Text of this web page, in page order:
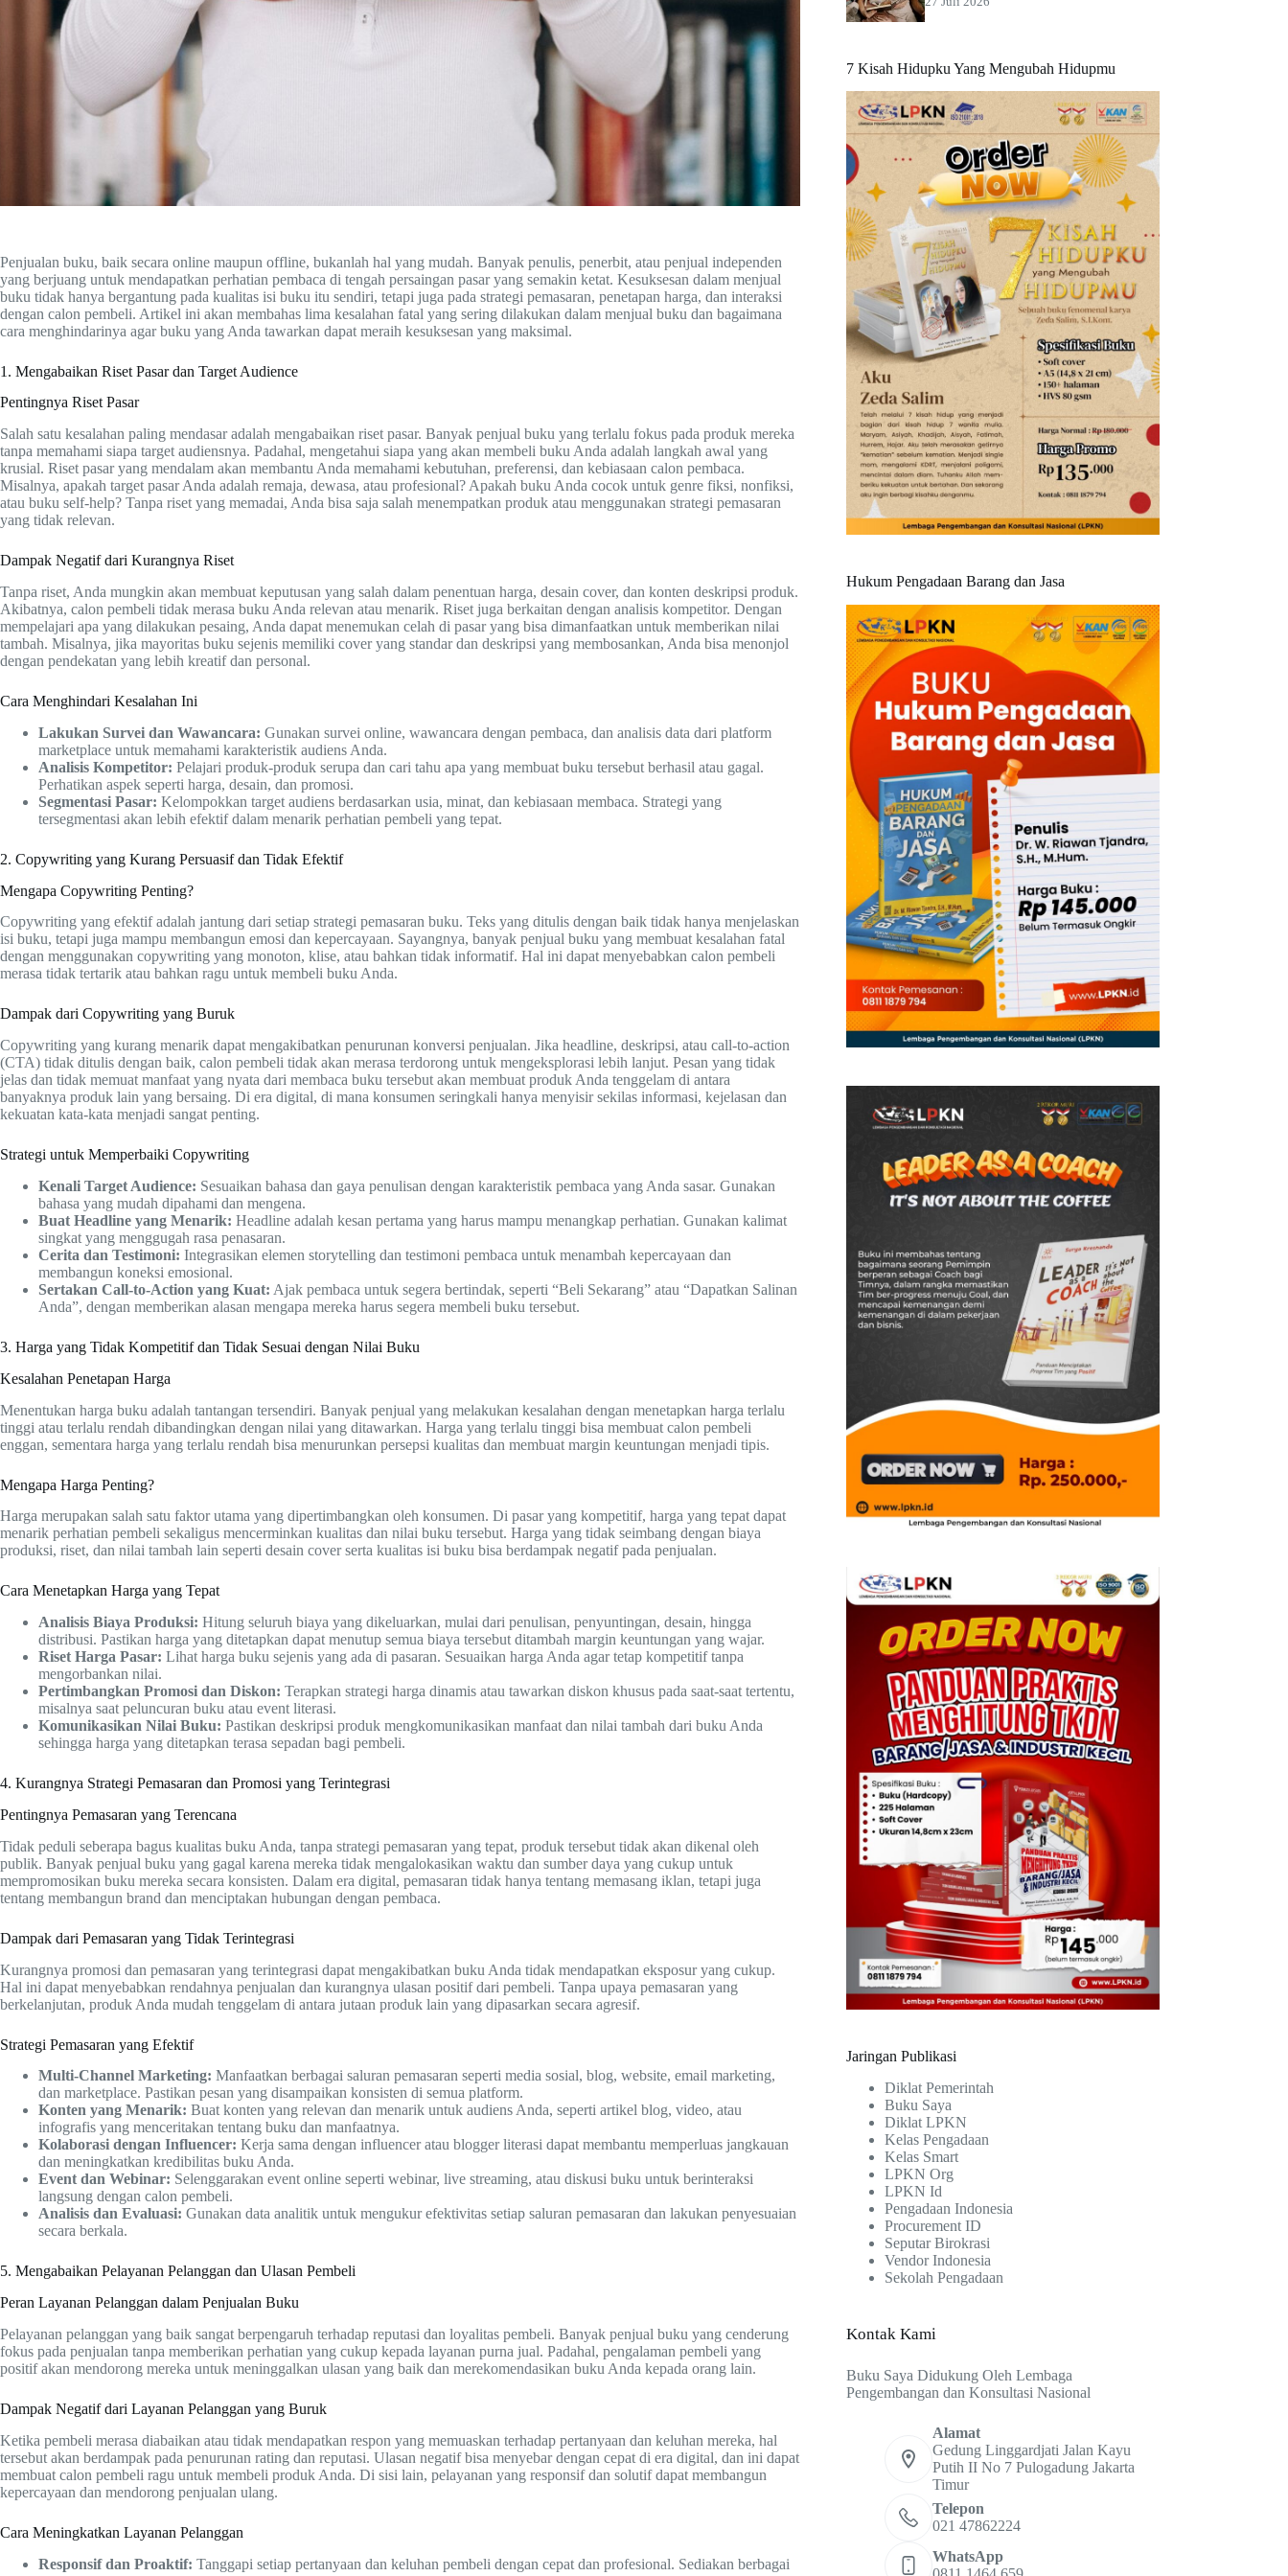
Penjualan buku, baik secara online maupun offline, bukanlah hal yang mudah. Banyak penulis, penerbit, atau penjual independen
yang berjuang untuk mendapatkan perhatian pembaca di tengah persaingan pasar yang semakin ketat. Kesuksesan dalam menjual
buku tidak hanya bergantung pada kualitas isi buku itu sendiri, tetapi juga pada strategi pemasaran, penetapan harga, dan interaksi
dengan calon pembeli. Artikel ini akan membahas lima kesalahan fatal yang sering dilakukan dalam menjual buku dan bagaimana
cara menghindarinya agar buku yang Anda tawarkan dapat meraih kesuksesan yang maksimal.
1. Mengabaikan Riset Pasar dan Target Audience
Pentingnya Riset Pasar
Salah satu kesalahan paling mendasar adalah mengabaikan riset pasar. Banyak penjual buku yang terlalu fokus pada produk mereka
tanpa memahami siapa target audiensnya. Padahal, mengetahui siapa yang akan membeli buku Anda adalah langkah awal yang
krusial. Riset pasar yang mendalam akan membantu Anda memahami kebutuhan, preferensi, dan kebiasaan calon pembaca.
Misalnya, apakah target pasar Anda adalah remaja, dewasa, atau profesional? Apakah buku Anda cocok untuk genre fiksi, nonfiksi,
atau buku self-help? Tanpa riset yang memadai, Anda bisa saja salah menempatkan produk atau menggunakan strategi pemasaran
yang tidak relevan.
Dampak Negatif dari Kurangnya Riset
Tanpa riset, Anda mungkin akan membuat keputusan yang salah dalam penentuan harga, desain cover, dan konten deskripsi produk.
Akibatnya, calon pembeli tidak merasa buku Anda relevan atau menarik. Riset juga berkaitan dengan analisis kompetitor. Dengan
mempelajari apa yang dilakukan pesaing, Anda dapat menemukan celah di pasar yang bisa dimanfaatkan untuk memberikan nilai
tambah. Misalnya, jika mayoritas buku sejenis memiliki cover yang standar dan deskripsi yang membosankan, Anda bisa menonjol
dengan pendekatan yang lebih kreatif dan personal.
Cara Menghindari Kesalahan Ini
Lakukan Survei dan Wawancara: Gunakan survei online, wawancara dengan pembaca, dan analisis data dari platform
marketplace untuk memahami karakteristik audiens Anda.
Analisis Kompetitor: Pelajari produk-produk serupa dan cari tahu apa yang membuat buku tersebut berhasil atau gagal.
Perhatikan aspek seperti harga, desain, dan promosi.
Segmentasi Pasar: Kelompokkan target audiens berdasarkan usia, minat, dan kebiasaan membaca. Strategi yang
tersegmentasi akan lebih efektif dalam menarik perhatian pembeli yang tepat.
2. Copywriting yang Kurang Persuasif dan Tidak Efektif
Mengapa Copywriting Penting?
Copywriting yang efektif adalah jantung dari setiap strategi pemasaran buku. Teks yang ditulis dengan baik tidak hanya menjelaskan
isi buku, tetapi juga mampu membangun emosi dan kepercayaan. Sayangnya, banyak penjual buku yang membuat kesalahan fatal
dengan menggunakan copywriting yang monoton, klise, atau bahkan tidak informatif. Hal ini dapat menyebabkan calon pembeli
merasa tidak tertarik atau bahkan ragu untuk membeli buku Anda.
Dampak dari Copywriting yang Buruk
Copywriting yang kurang menarik dapat mengakibatkan penurunan konversi penjualan. Jika headline, deskripsi, atau call-to-action
(CTA) tidak ditulis dengan baik, calon pembeli tidak akan merasa terdorong untuk mengeksplorasi lebih lanjut. Pesan yang tidak
jelas dan tidak memuat manfaat yang nyata dari membaca buku tersebut akan membuat produk Anda tenggelam di antara
banyaknya produk lain yang bersaing. Di era digital, di mana konsumen seringkali hanya menyisir sekilas informasi, kejelasan dan
kekuatan kata-kata menjadi sangat penting.
Strategi untuk Memperbaiki Copywriting
Kenali Target Audience: Sesuaikan bahasa dan gaya penulisan dengan karakteristik pembaca yang Anda sasar. Gunakan
bahasa yang mudah dipahami dan mengena.
Buat Headline yang Menarik: Headline adalah kesan pertama yang harus mampu menangkap perhatian. Gunakan kalimat
singkat yang menggugah rasa penasaran.
Cerita dan Testimoni: Integrasikan elemen storytelling dan testimoni pembaca untuk menambah kepercayaan dan
membangun koneksi emosional.
Sertakan Call-to-Action yang Kuat: Ajak pembaca untuk segera bertindak, seperti “Beli Sekarang” atau “Dapatkan Salinan
Anda”, dengan memberikan alasan mengapa mereka harus segera membeli buku tersebut.
3. Harga yang Tidak Kompetitif dan Tidak Sesuai dengan Nilai Buku
Kesalahan Penetapan Harga
Menentukan harga buku adalah tantangan tersendiri. Banyak penjual yang melakukan kesalahan dengan menetapkan harga terlalu
tinggi atau terlalu rendah dibandingkan dengan nilai yang ditawarkan. Harga yang terlalu tinggi bisa membuat calon pembeli
enggan, sementara harga yang terlalu rendah bisa menurunkan persepsi kualitas dan membuat margin keuntungan menjadi tipis.
Mengapa Harga Penting?
Harga merupakan salah satu faktor utama yang dipertimbangkan oleh konsumen. Di pasar yang kompetitif, harga yang tepat dapat
menarik perhatian pembeli sekaligus mencerminkan kualitas dan nilai buku tersebut. Harga yang tidak seimbang dengan biaya
produksi, riset, dan nilai tambah lain seperti desain cover serta kualitas isi buku bisa berdampak negatif pada penjualan.
Cara Menetapkan Harga yang Tepat
Analisis Biaya Produksi: Hitung seluruh biaya yang dikeluarkan, mulai dari penulisan, penyuntingan, desain, hingga
distribusi. Pastikan harga yang ditetapkan dapat menutup semua biaya tersebut ditambah margin keuntungan yang wajar.
Riset Harga Pasar: Lihat harga buku sejenis yang ada di pasaran. Sesuaikan harga Anda agar tetap kompetitif tanpa
mengorbankan nilai.
Pertimbangkan Promosi dan Diskon: Terapkan strategi harga dinamis atau tawarkan diskon khusus pada saat-saat tertentu,
misalnya saat peluncuran buku atau event literasi.
Komunikasikan Nilai Buku: Pastikan deskripsi produk mengkomunikasikan manfaat dan nilai tambah dari buku Anda
sehingga harga yang ditetapkan terasa sepadan bagi pembeli.
4. Kurangnya Strategi Pemasaran dan Promosi yang Terintegrasi
Pentingnya Pemasaran yang Terencana
Tidak peduli seberapa bagus kualitas buku Anda, tanpa strategi pemasaran yang tepat, produk tersebut tidak akan dikenal oleh
publik. Banyak penjual buku yang gagal karena mereka tidak mengalokasikan waktu dan sumber daya yang cukup untuk
mempromosikan buku mereka secara konsisten. Dalam era digital, pemasaran tidak hanya tentang memasang iklan, tetapi juga
tentang membangun brand dan menciptakan hubungan dengan pembaca.
Dampak dari Pemasaran yang Tidak Terintegrasi
Kurangnya promosi dan pemasaran yang terintegrasi dapat mengakibatkan buku Anda tidak mendapatkan eksposur yang cukup.
Hal ini dapat menyebabkan rendahnya penjualan dan kurangnya ulasan positif dari pembeli. Tanpa upaya pemasaran yang
berkelanjutan, produk Anda mudah tenggelam di antara jutaan produk lain yang dipasarkan secara agresif.
Strategi Pemasaran yang Efektif
Multi-Channel Marketing: Manfaatkan berbagai saluran pemasaran seperti media sosial, blog, website, email marketing,
dan marketplace. Pastikan pesan yang disampaikan konsisten di semua platform.
Konten yang Menarik: Buat konten yang relevan dan menarik untuk audiens Anda, seperti artikel blog, video, atau
infografis yang menceritakan tentang buku dan manfaatnya.
Kolaborasi dengan Influencer: Kerja sama dengan influencer atau blogger literasi dapat membantu memperluas jangkauan
dan meningkatkan kredibilitas buku Anda.
Event dan Webinar: Selenggarakan event online seperti webinar, live streaming, atau diskusi buku untuk berinteraksi
langsung dengan calon pembeli.
Analisis dan Evaluasi: Gunakan data analitik untuk mengukur efektivitas setiap saluran pemasaran dan lakukan penyesuaian
secara berkala.
5. Mengabaikan Pelayanan Pelanggan dan Ulasan Pembeli
Peran Layanan Pelanggan dalam Penjualan Buku
Pelayanan pelanggan yang baik sangat berpengaruh terhadap reputasi dan loyalitas pembeli. Banyak penjual buku yang cenderung
fokus pada penjualan tanpa memberikan perhatian yang cukup kepada layanan purna jual. Padahal, pengalaman pembeli yang
positif akan mendorong mereka untuk meninggalkan ulasan yang baik dan merekomendasikan buku Anda kepada orang lain.
Dampak Negatif dari Layanan Pelanggan yang Buruk
Ketika pembeli merasa diabaikan atau tidak mendapatkan respon yang memuaskan terhadap pertanyaan dan keluhan mereka, hal
tersebut akan berdampak pada penurunan rating dan reputasi. Ulasan negatif bisa menyebar dengan cepat di era digital, dan ini dapat
membuat calon pembeli ragu untuk membeli produk Anda. Di sisi lain, pelayanan yang responsif dan solutif dapat membangun
kepercayaan dan mendorong penjualan ulang.
Cara Meningkatkan Layanan Pelanggan
Responsif dan Proaktif: Tanggapi setiap pertanyaan dan keluhan pembeli dengan cepat dan profesional. Sediakan berbagai
7 Kisah Hidupku Yang Mengubah Hidupmu
Hukum Pengadaan Barang dan Jasa
Jaringan Publikasi
Diklat Pemerintah
Buku Saya
Diklat LPKN
Kelas Pengadaan
Kelas Smart
LPKN Org
LPKN Id
Pengadaan Indonesia
Procurement ID
Seputar Birokrasi
Vendor Indonesia
Sekolah Pengadaan
Kontak Kami
Buku Saya Didukung Oleh Lembaga
Pengembangan dan Konsultasi Nasional
Alamat
Gedung Linggardjati Jalan Kayu
Putih II No 7 Pulogadung Jakarta
Timur
Telepon
021 47862224
WhatsApp